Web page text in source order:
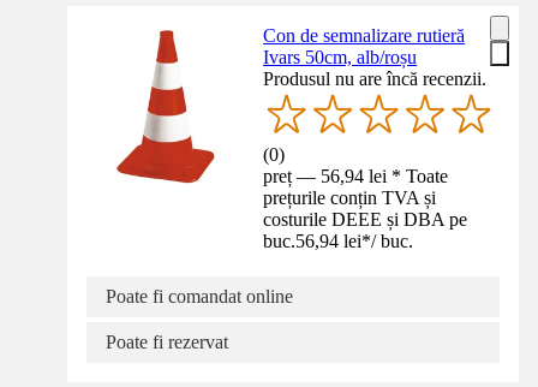
Con de semnalizare rutieră
Ivars 50cm, alb/roșu
Produsul nu are încă recenzii.
(0)
preț — 56,94 lei * Toate
prețurile conțin TVA și
costurile DEEE și DBA pe
buc.56,94 lei*/ buc.
Poate fi comandat online
Poate fi rezervat